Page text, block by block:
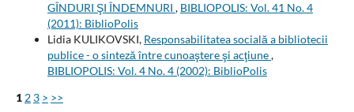
GÎNDURI ŞI ÎNDEMNURI , BIBLIOPOLIS: Vol. 41 No. 4
(2011): BiblioPolis
Lidia KULIKOVSKI, Responsabilitatea socială a bibliotecii
publice - o sinteză între cunoaştere şi acţiune,
BIBLIOPOLIS: Vol. 4 No. 4 (2002): BiblioPolis
1 2 3 > >>